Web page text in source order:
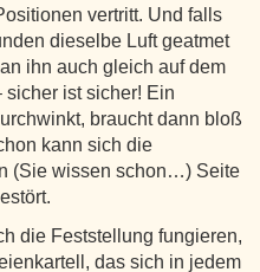
vertritt. Und falls
dieselbe Luft geatmet
ihn auch gleich auf dem
sicher ist sicher! Ein
braucht dann bloß
kann sich die
(Sie wissen schon…) Seite
die Feststellung fungieren,
das sich in jedem